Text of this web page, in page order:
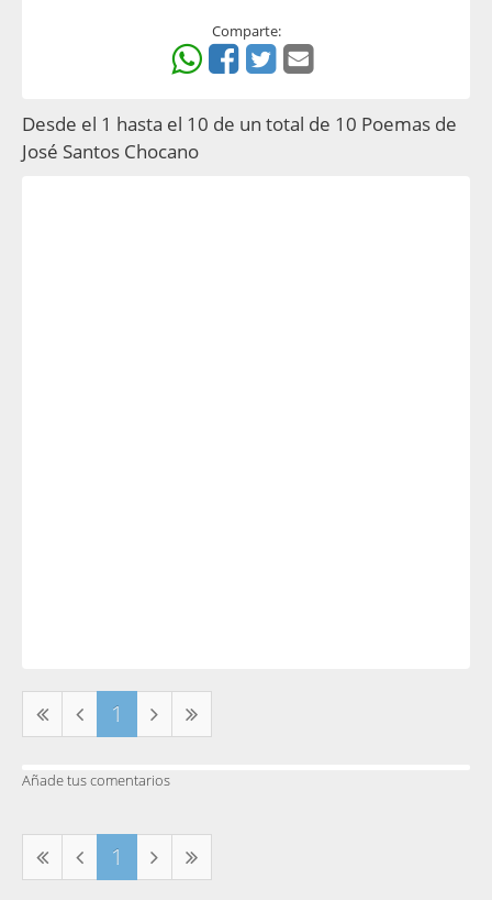
Comparte:
Desde el 1 hasta el 10 de un total de 10 Poemas de
José Santos Chocano
1
Añade tus comentarios
1